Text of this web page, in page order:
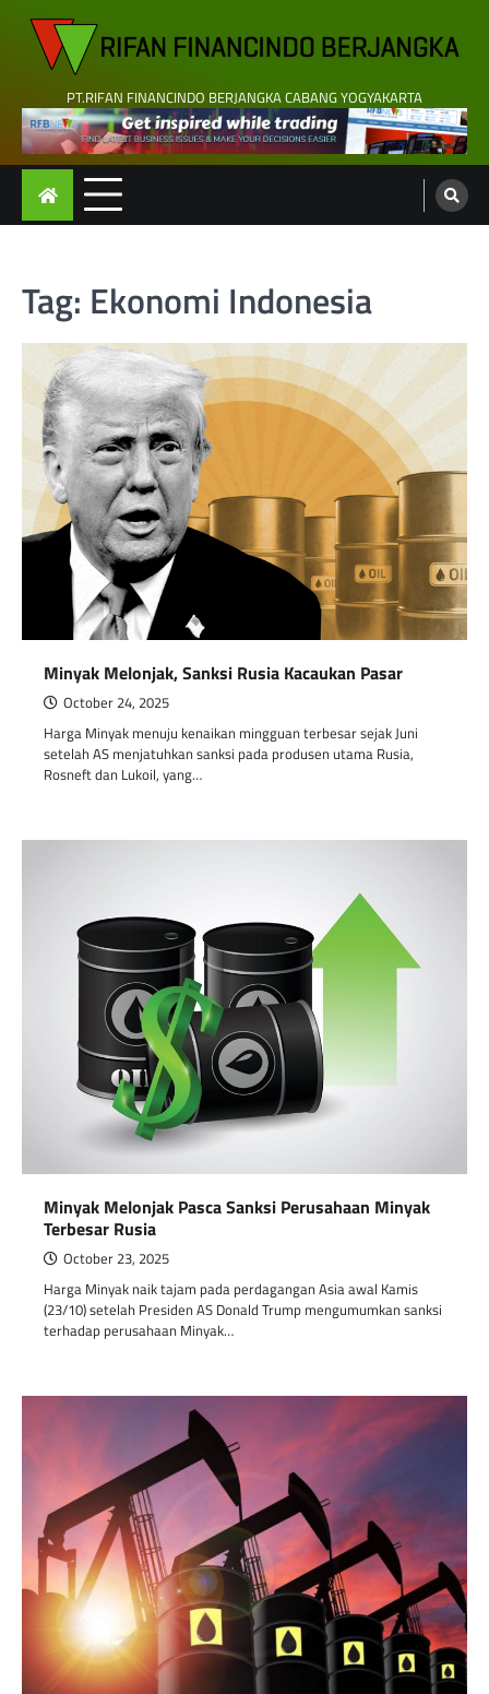
content
PT.RIFAN FINANCINDO BERJANGKA CABANG YOGYAKARTA
Tag: Ekonomi Indonesia
Minyak Melonjak, Sanksi Rusia Kacaukan Pasar
October 24, 2025
Harga Minyak menuju kenaikan mingguan terbesar sejak Juni
setelah AS menjatuhkan sanksi pada produsen utama Rusia,
Rosneft dan Lukoil, yang…
Minyak Melonjak Pasca Sanksi Perusahaan Minyak
Terbesar Rusia
October 23, 2025
Harga Minyak naik tajam pada perdagangan Asia awal Kamis
(23/10) setelah Presiden AS Donald Trump mengumumkan sanksi
terhadap perusahaan Minyak…